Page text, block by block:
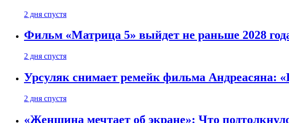
2 дня спустя
Фильм «Матрица 5» выйдет не раньше 2028
2 дня спустя
Урсуляк снимает ремейк фильма Андреасяна:
2 дня спустя
«Женщина мечтает об экране»: Что